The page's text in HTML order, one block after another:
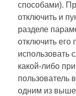
способами).
отключить и
разделе
отключить его
использовать
какой-либо
пользователь
одним из